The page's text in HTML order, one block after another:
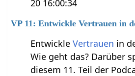
20 16:00:34
VP 11: Entwickle Vertrauen in
EntwickleVertrauen in
Wie geht das? Darüber
diesem 11. Teil der